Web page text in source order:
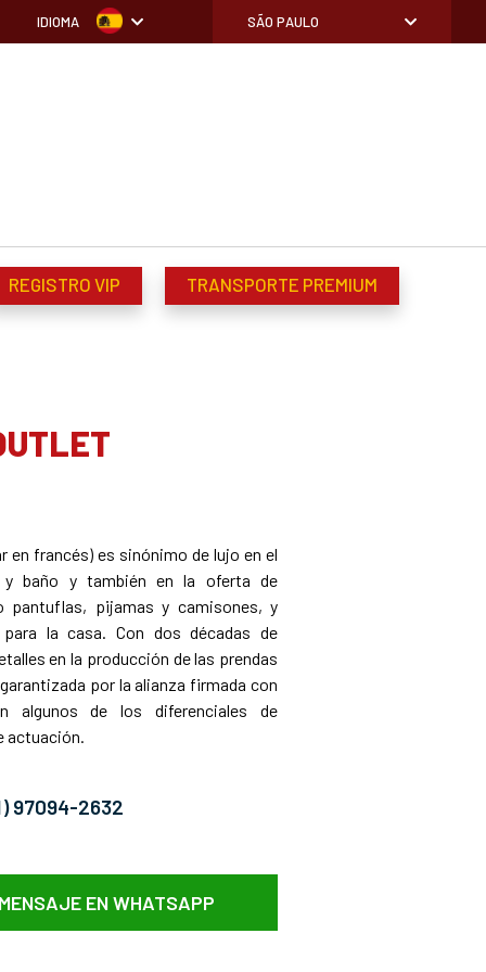
IDIOMA SÃO PAULO
REGISTRO VIP TRANSPORTE PREMIUM
en francés) es sinónimo de lujo en el
y baño y también en la oferta de
pantuflas, pijamas y camisones, y
la casa. Con dos décadas de
en la producción de las prendas
por la alianza firmada con
algunos de los diferenciales de
actuación.
97094-2632
EN WHATSAPP